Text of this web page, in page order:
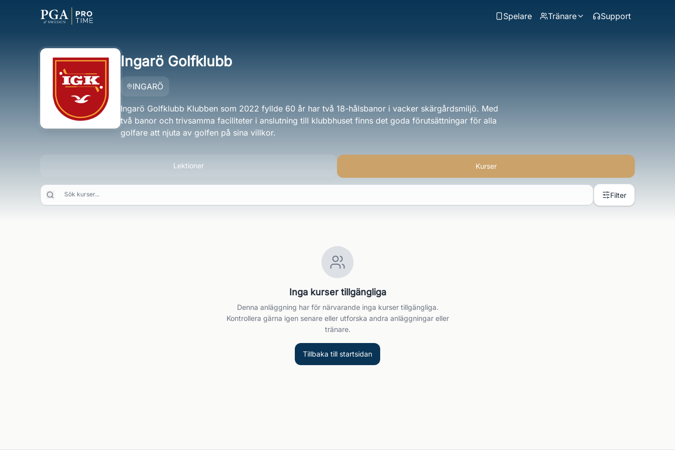
Spelare Tränare Support
Ingarö Golfklubb
INGARÖ
Ingarö Golfklubb Klubben som 2022 fyllde 60 år har två 18-hålsbanor i vacker skärgårdsmiljö. Med
två banor och trivsamma faciliteter i anslutning till klubbhuset finns det goda förutsättningar för alla
golfare att njuta av golfen på sina villkor.
Lektioner Kurser
Sök kurser... Filter
Inga kurser tillgängliga
Denna anläggning har för närvarande inga kurser tillgängliga.
Kontrollera gärna igen senare eller utforska andra anläggningar eller
tränare.
Tillbaka till startsidan